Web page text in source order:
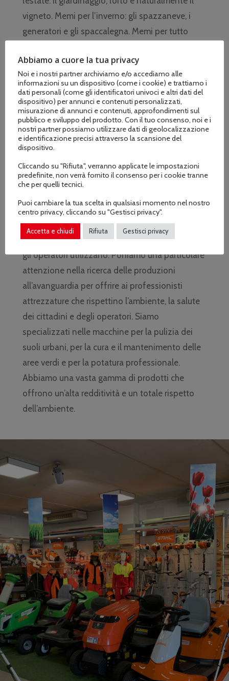
vigneto. Memi per l’inverno: gli spazzaneve, i
generatori e gli spaccalegna. Memi per tutto
unisce al tradizionale le attrezzature per i più
esigenti professionisti. Memi officina:
elettromeccanici e meccanici specializzati,
ricambi originali, assistenza.
PROFESSIONALITÀ
dedicati alle Aziende, agli Enti ed ai Comuni.
Siamo presenti dove la professionalità richiede
efficienza delle macchine e di tutti i prodotti che
gli operatori utilizzano. Poniamo una particolare
attenzione nella ricerca delle produzioni
all’avanguardia per offrire ai professionisti
attrezzature che rispettino l’ambiente, la salute
dei cittadini e degli operatori. Siamo
specializzati nelle macchine per la pulizia dei
suoli urbani, per la cura e il mantenimento delle
aree verdi e per la potatura professionale.
Abbiamo una vasta gamma di prodotti che
offrono un’alta redditività e un totale rispetto
dell’ambiente.
Abbiamo a cuore la tua privacy
Noi e i nostri partner archiviamo e/o accediamo alle
informazioni su un dispositivo (come i cookie) e trattiamo i
dati personali (come gli identificatori univoci e altri dati del
dispositivo) per annunci e contenuti personalizzati,
misurazione di annunci e contenuti, approfondimenti sul
pubblico e sviluppo del prodotto. Con il tuo consenso, noi e i
nostri partner possiamo utilizzare dati di geolocalizzazione
e identificazione precisi attraverso la scansione del
dispositivo.
Cliccando su "Rifiuta", verranno applicate le impostazioni
predefinite, non verrà fornito il consenso per i cookie tranne
che per quelli tecnici.
Puoi cambiare la tua scelta in qualsiasi momento nel nostro
centro privacy, cliccando su "Gestisci privacy".
Accetta e chiudi Rifiuta Gestisci privacy